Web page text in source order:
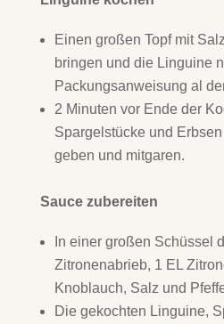
Einen großen Topf mit
bringen und die Linguine
Packungsanweisung al
2 Minuten vor Ende der
Spargelstücke und
geben und mitgaren.
Sauce zubereiten
In einer großen Schüssel
Zitronenabrieb, 1 EL
Knoblauch, Salz und
Die gekochten Linguine,